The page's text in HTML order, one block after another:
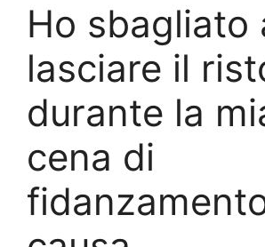
Ho sbagliato
lasciare il
durante la
cena di